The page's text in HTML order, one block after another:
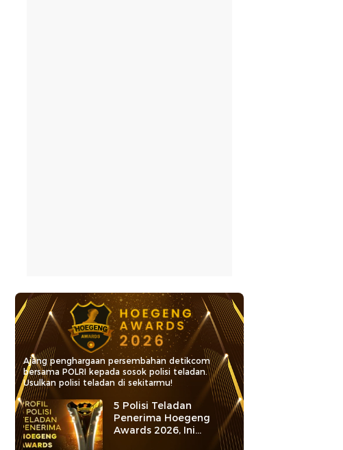
Ajang penghargaan persembahan detikcom
bersama POLRI kepada sosok polisi teladan.
Usulkan polisi teladan di sekitarmu!
5 Polisi Teladan
Penerima Hoegeng
Awards 2026, Ini
Kategori dan Kiprahnya